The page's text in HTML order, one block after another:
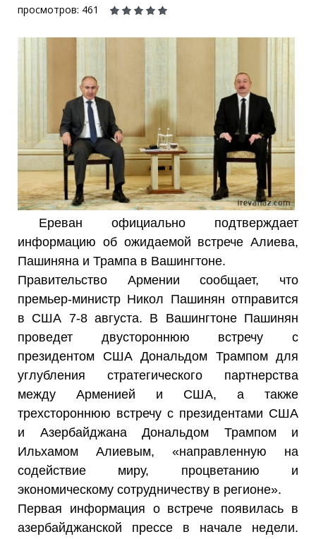
просмотров: 461
Ереван официально подтверждает
информацию об ожидаемой встрече Алиева,
Пашиняна и Трампа в Вашингтоне.
Правительство Армении сообщает, что
премьер-министр Никол Пашинян отправится
в США 7-8 августа. В Вашингтоне Пашинян
проведет двустороннюю встречу с
президентом США Дональдом Трампом для
углубления стратегического партнерства
между Арменией и США, а также
трехстороннюю встречу с президентами США
и Азербайджана Дональдом Трампом и
Ильхамом Алиевым, «направленную на
содействие миру, процветанию и
экономическому сотрудничеству в регионе».
Первая информация о встрече появилась в
азербайджанской прессе в начале недели.